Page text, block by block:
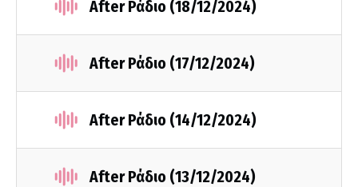
After Ράδιο (18/12/2024)
After Ράδιο (17/12/2024)
After Ράδιο (14/12/2024)
After Ράδιο (13/12/2024)